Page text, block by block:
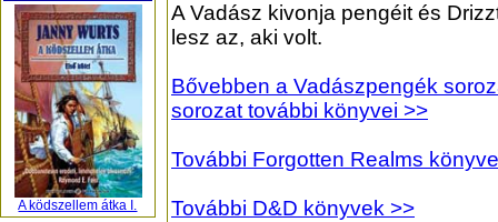
A ködszellem átka I.
A Vadász kivonja pengéit és
lesz az, aki volt.
Bővebben a Vadászpengék
sorozat további könyvei >>
További Forgotten Realms
További D&D könyvek >>